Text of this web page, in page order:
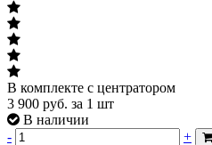
В комплекте с центратором
3 900 руб. за 1 шт
В наличии
-
+